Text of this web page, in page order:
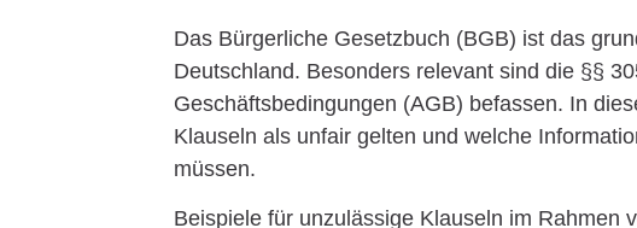
Das Bürgerliche Gesetzbuch (BGB) ist das
Deutschland. Besonders relevant sind die §§
Geschäftsbedingungen (AGB) befassen. In
Klauseln als unfair gelten und welche
müssen.
Beispiele für unzulässige Klauseln im Rahmen